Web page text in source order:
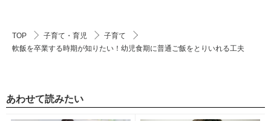
TOP 子育て・育児
子育て
軟飯を卒業する時期が知りたい！幼児食期に普通ご飯をとりいれる工夫
あわせて読みたい